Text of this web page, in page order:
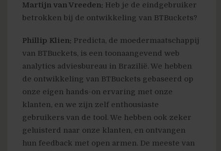
Martijn van Vreeden: Heb je de eindgebruiker
betrokken bij de ontwikkeling van BTBuckets?
Phillip Klien: Predicta, de moedermaatschappij
van BTBuckets, is een toonaangevend web
analytics adviesbureau in Brazilië. We hebben
de ontwikkeling van BTBuckets gebaseerd op
onze eigen hands-on ervaring met onze
klanten, en we zijn zelf enthousiaste
gebruikers van de tool. We hebben ook zeker
geluisterd naar onze klanten, en ontvangen
hun feedback met open armen. De meeste van